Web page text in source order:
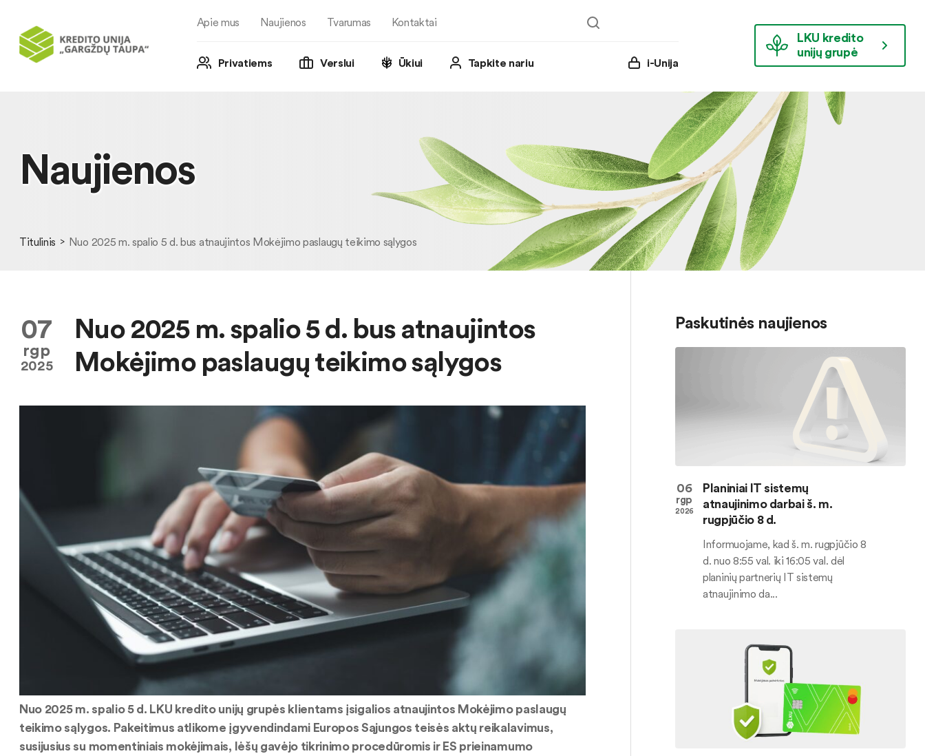
Apie mus Naujienos Tvarumas Kontaktai
Privatiems Verslui Ūkiui Tapkite nariu i-Unija
LKU kredito
unijų grupė
Naujienos
Titulinis Nuo 2025 m. spalio 5 d. bus atnaujintos Mokėjimo paslaugų teikimo sąlygos
07
rgp
2025
Nuo 2025 m. spalio 5 d. bus atnaujintos
Mokėjimo paslaugų teikimo sąlygos
Nuo 2025 m. spalio 5 d. LKU kredito unijų grupės klientams įsigalios atnaujintos Mokėjimo paslaugų
teikimo sąlygos. Pakeitimus atlikome įgyvendindami Europos Sąjungos teisės aktų reikalavimus,
susijusius su momentiniais mokėjimais, lėšų gavėjo tikrinimo procedūromis ir ES prieinamumo
Paskutinės naujienos
06
rgp
2026
Planiniai IT sistemų
atnaujinimo darbai š. m.
rugpjūčio 8 d.
Informuojame, kad š. m. rugpjūčio 8
d. nuo 8:55 val. iki 16:05 val. dėl
planinių partnerių IT sistemų
atnaujinimo da...